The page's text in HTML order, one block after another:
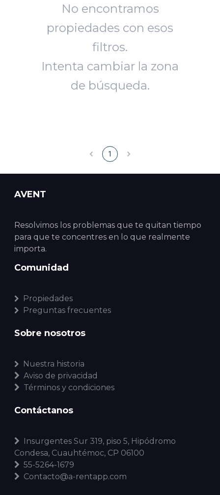
No encontramos
propiedades con esos
filtros.
Intenta cambiar la zona
de búsqueda.
1
AVENT
Resolvimos los problemas que te quitan tiempo
para que te concentres en lo que realmente
importa.
Comunidad
Propiedades
Preguntas frecuentes
Sobre nosotros
Nuestra historia
Aviso de privacidad
Términos y condiciones
Contáctanos
Insurgentes Sur 319, piso 5, Hipódromo
Condesa, Cuauhtémoc, CP 06100
55-5264-1679
Contacto@a-rentapp.com